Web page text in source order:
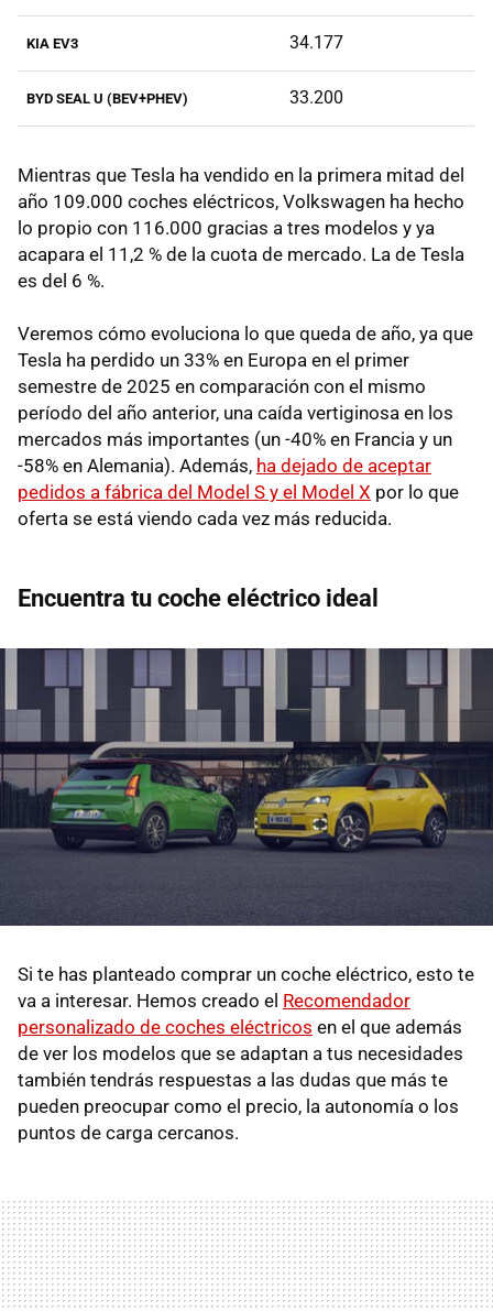
KIA EV3 34.177
BYD SEAL U (BEV+PHEV) 33.200
Mientras que Tesla ha vendido en la primera mitad del
año 109.000 coches eléctricos, Volkswagen ha hecho
lo propio con 116.000 gracias a tres modelos y ya
acapara el 11,2 % de la cuota de mercado. La de Tesla
es del 6 %.
Veremos cómo evoluciona lo que queda de año, ya que
Tesla ha perdido un 33% en Europa en el primer
semestre de 2025 en comparación con el mismo
período del año anterior, una caída vertiginosa en los
mercados más importantes (un -40% en Francia y un
-58% en Alemania). Además, ha dejado de aceptar
pedidos a fábrica del Model S y el Model X por lo que
oferta se está viendo cada vez más reducida.
Encuentra tu coche eléctrico ideal
Si te has planteado comprar un coche eléctrico, esto te
va a interesar. Hemos creado el Recomendador
personalizado de coches eléctricos en el que además
de ver los modelos que se adaptan a tus necesidades
también tendrás respuestas a las dudas que más te
pueden preocupar como el precio, la autonomía o los
puntos de carga cercanos.